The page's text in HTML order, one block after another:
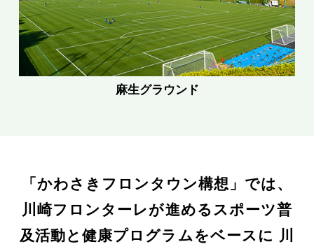
麻生グラウンド
「かわさきフロンタウン構想」では、
川崎フロンターレが進めるスポーツ普
及活動と健康プログラムをベースに 川